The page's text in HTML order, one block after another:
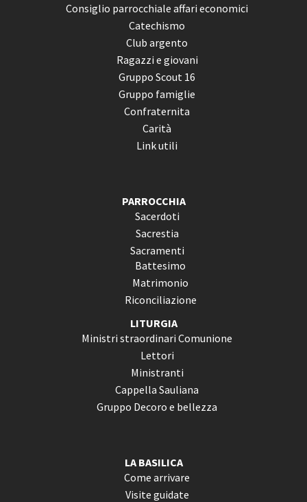
Consiglio parrocchiale affari economici
Catechismo
Club argento
Ragazzi e giovani
Gruppo Scout 16
Gruppo famiglie
Confraternita
Carità
Link utili
PARROCCHIA
Sacerdoti
Sacrestia
Sacramenti
Battesimo
Matrimonio
Riconciliazione
LITURGIA
Ministri straordinari Comunione
Lettori
Ministranti
Cappella Sauliana
Gruppo Decoro e bellezza
LA BASILICA
Come arrivare
Visite guidate